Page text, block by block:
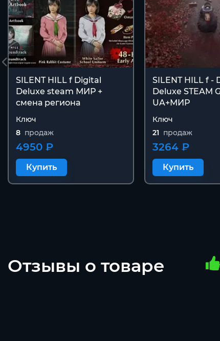
SILENT HILL f Digital
Deluxe steam МИР +
смена региона
Ключ
8 продаж
4950 ₽
Купить
SILENT HILL f -
Deluxe STEAM
UA+МИР
Ключ
21 продаж
3264 ₽
Купить
Отзывы о товаре